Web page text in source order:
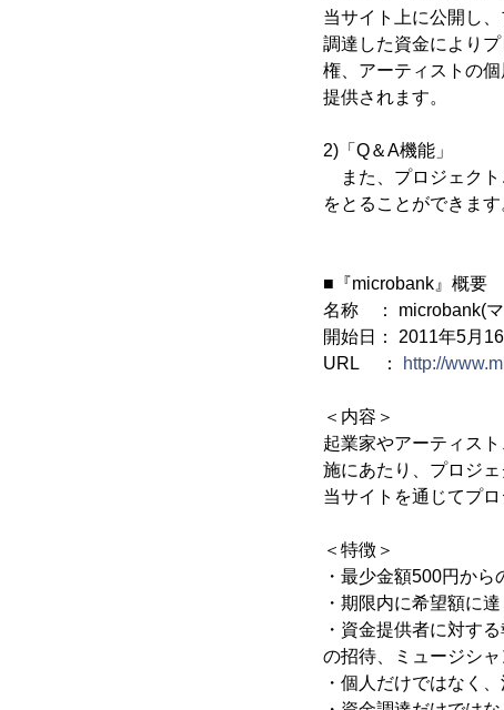
当サイト上に公開し
調達した資金により
権、アーティストの
提供されます。
2)「Q＆A機能」
また、プロジェクト
をとることができます
■『microbank』概要
名称 ： microbank(
開始日： 2011年5月
URL ：
http://
＜内容＞
起業家やアーティス
施にあたり、プロジ
当サイトを通じてプ
＜特徴＞
・最少金額500円か
・期限内に希望額に
・資金提供者に対す
の招待、ミュージシ
・個人だけではなく